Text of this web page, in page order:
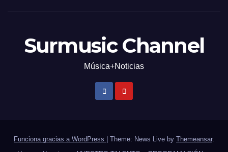
Surmusic Channel
Música+Noticias
Funciona gracias a WordPress Theme: News Live by Themeansar.